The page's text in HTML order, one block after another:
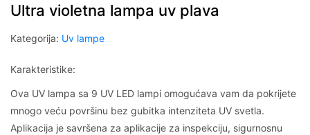
Ultra violetna lampa uv plava
Kategorija: Uv lampe
Karakteristike:
Ova UV lampa sa 9 UV LED lampi omogućava vam da pokrijete
mnogo veću površinu bez gubitka intenziteta UV svetla.
Aplikacija je savršena za aplikacije za inspekciju, sigurnosnu